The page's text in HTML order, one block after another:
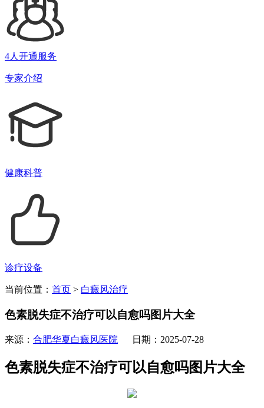
4人开通服务
专家介绍
健康科普
诊疗设备
当前位置： 首页 > 白癜风治疗
色素脱失症不治疗可以自愈吗图片大全
来源： 合肥华夏白癜风医院 日期：2025-07-28
色素脱失症不治疗可以自愈吗图片大全